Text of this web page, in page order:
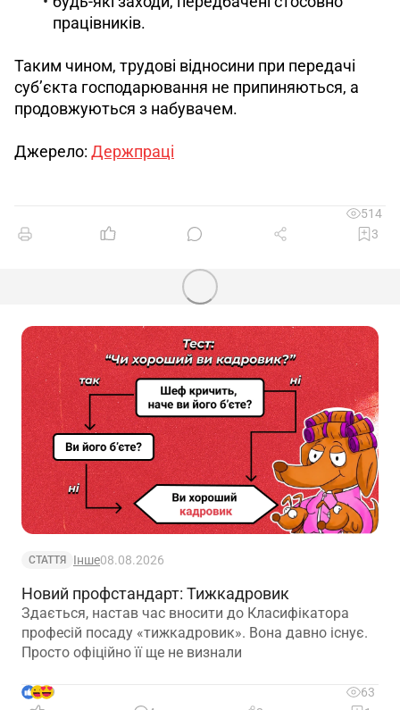
працівників.
Таким чином, трудові відносини при передачі
суб’єкта господарювання не припиняються, а
продовжуються з набувачем.
Джерело: Держпраці
514
3
СТАТТЯ Інше08.08.2026
Новий профстандарт: Тижкадровик
Здається, настав час вносити до Класифікатора
професій посаду «тижкадровик». Вона давно існує.
Просто офіційно її ще не визнали
9
63